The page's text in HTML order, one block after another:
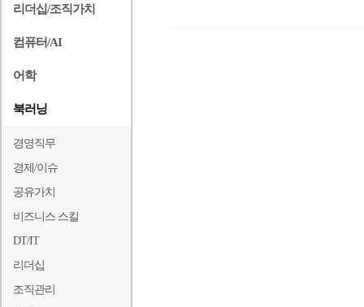
리더십/조직가치
컴퓨터/AI
어학
북러닝
경영직무
경제/이슈
공유가치
비즈니스 스킬
DT/IT
리더십
조직관리